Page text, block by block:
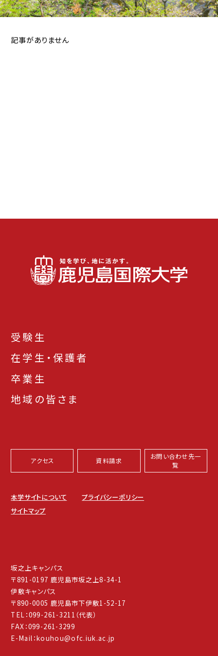
記事がありません
受験生
在学生・保護者
卒業生
地域の皆さま
アクセス 資料請求
お問い合わせ先一
覧
本学サイトについて
プライバシーポリシー
サイトマップ
坂之上キャンパス
〒891-0197 鹿児島市坂之上8-34-1
伊敷キャンパス
〒890-0005 鹿児島市下伊敷1-52-17
TEL：099-261-3211（代表）
FAX：099-261-3299
E-Mail：kouhou@ofc.iuk.ac.jp